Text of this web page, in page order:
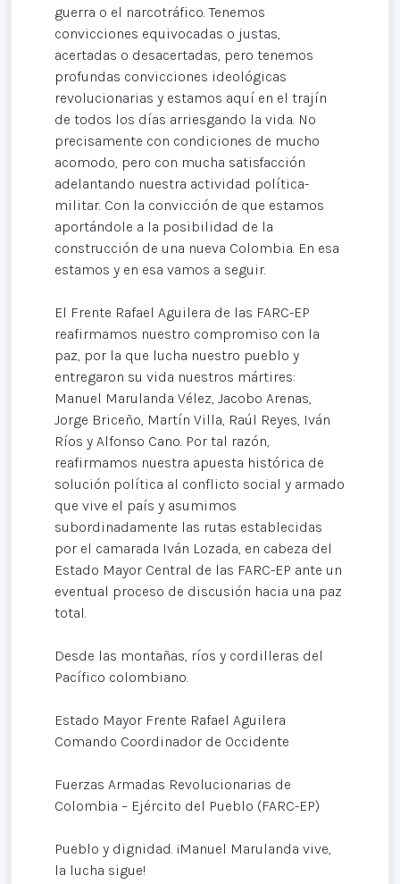
guerra o el narcotráfico. Tenemos
convicciones equivocadas o justas,
acertadas o desacertadas, pero tenemos
profundas convicciones ideológicas
revolucionarias y estamos aquí en el trajín
de todos los días arriesgando la vida. No
precisamente con condiciones de mucho
acomodo, pero con mucha satisfacción
adelantando nuestra actividad política-
militar. Con la convicción de que estamos
aportándole a la posibilidad de la
construcción de una nueva Colombia. En esa
estamos y en esa vamos a seguir.
El Frente Rafael Aguilera de las FARC-EP
reafirmamos nuestro compromiso con la
paz, por la que lucha nuestro pueblo y
entregaron su vida nuestros mártires:
Manuel Marulanda Vélez, Jacobo Arenas,
Jorge Briceño, Martín Villa, Raúl Reyes, Iván
Ríos y Alfonso Cano. Por tal razón,
reafirmamos nuestra apuesta histórica de
solución política al conflicto social y armado
que vive el país y asumimos
subordinadamente las rutas establecidas
por el camarada Iván Lozada, en cabeza del
Estado Mayor Central de las FARC-EP ante un
eventual proceso de discusión hacia una paz
total.
Desde las montañas, ríos y cordilleras del
Pacífico colombiano.
Estado Mayor Frente Rafael Aguilera
Comando Coordinador de Occidente
Fuerzas Armadas Revolucionarias de
Colombia – Ejército del Pueblo (FARC-EP)
Pueblo y dignidad. ¡Manuel Marulanda vive,
la lucha sigue!